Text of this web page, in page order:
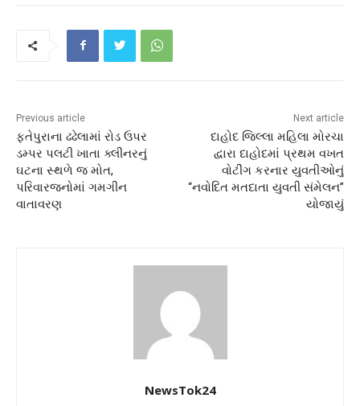
Previous article
ફતેપુરાના ઢઢેલામાં રોડ ઉપર
ડમ્પર પલટી ખાતા ક્લીનરનું
ઘટના સ્થળે જ મોત,
પરિવારજનોમાં ગમગીન
વાતાવરણ
Next article
દાહોદ જિલ્લા મહિલા મોરચા
દ્વારા દાહોદમાં પ્રથમ વખત
વોટીંગ કરનાર યુવતીઓનું
“નવોદિત મતદાતા યુવતી સંમેલન”
યોજાયું
NewsTok24